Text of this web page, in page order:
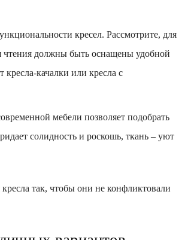
кресел. Рассмотрите, для
чтения должны быть оснащены удобной
качалки или кресла с
мебели позволяет подобрать
солидность и роскошь, ткань – уют
так, чтобы они не конфликтовали